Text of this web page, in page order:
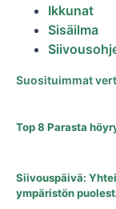
Ikkunat
Sisäilma
Suosituimmat
Top 8 Parasta
Siivouspäivä:
ympäristön